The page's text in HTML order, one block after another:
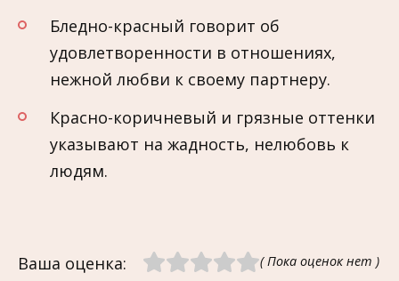
Бледно-красный говорит об
удовлетворенности в отношениях,
нежной любви к своему партнеру.
Красно-коричневый и грязные оттенки
указывают на жадность, нелюбовь к
людям.
Ваша оценка: ( Пока оценок нет )